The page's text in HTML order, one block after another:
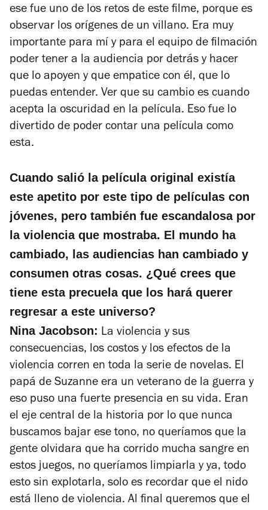
ese fue uno de los retos de este filme, porque es
observar los orígenes de un villano. Era muy
importante para mí y para el equipo de filmación
poder tener a la audiencia por detrás y hacer
que lo apoyen y que empatice con él, que lo
puedas entender. Ver que su cambio es cuando
acepta la oscuridad en la película. Eso fue lo
divertido de poder contar una película como
esta.
Cuando salió la película original existía
este apetito por este tipo de películas con
jóvenes, pero también fue escandalosa por
la violencia que mostraba. El mundo ha
cambiado, las audiencias han cambiado y
consumen otras cosas. ¿Qué crees que
tiene esta precuela que los hará querer
regresar a este universo?
Nina Jacobson: La violencia y sus
consecuencias, los costos y los efectos de la
violencia corren en toda la serie de novelas. El
papá de Suzanne era un veterano de la guerra y
eso puso una fuerte presencia en su vida. Eran
el eje central de la historia por lo que nunca
buscamos bajar ese tono, no queríamos que la
gente olvidara que ha corrido mucha sangre en
estos juegos, no queríamos limpiarla y ya, todo
esto sin explotarla, solo es recordar que el nido
está lleno de violencia. Al final queremos que el